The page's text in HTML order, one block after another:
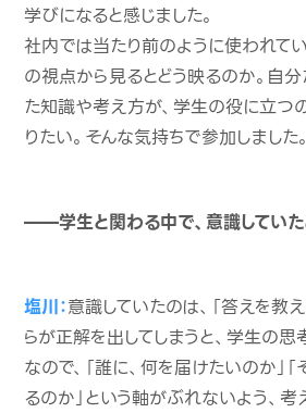
学びになると感じました。
社内では当たり前のように使われて
の視点から見るとどう映るのか。自
た知識や考え方が、学生の役に立つ
りたい。そんな気持ちで参加しました。
——学生と関わる中で、意識していた
塩川：意識していたのは、「答えを教え
らが正解を出してしまうと、学生の思
なので、「誰に、何を届けたいのか」
るのか」という軸がぶれないよう、